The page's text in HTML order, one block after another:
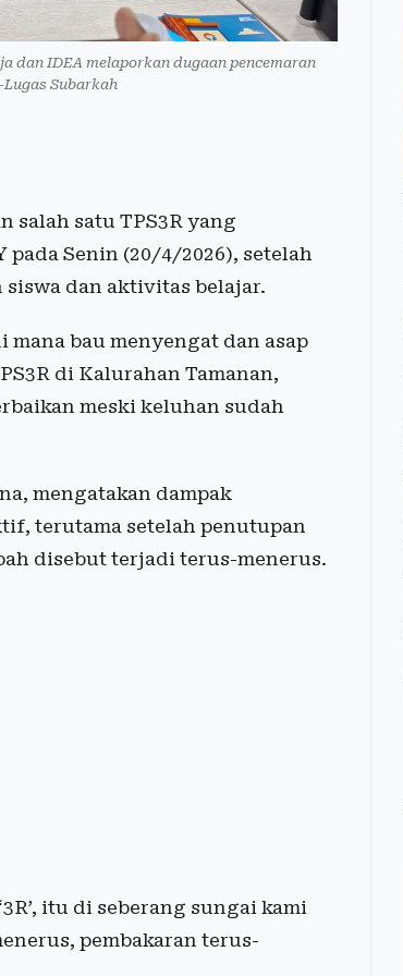
dan IDEA melaporkan dugaan pencemaran
Subarkah
salah satu TPS3R yang
Senin (20/4/2026), setelah
dan aktivitas belajar.
bau menyengat dan asap
di Kalurahan Tamanan,
meski keluhan sudah
mengatakan dampak
terutama setelah penutupan
disebut terjadi terus-menerus.
itu di seberang sungai kami
pembakaran terus-